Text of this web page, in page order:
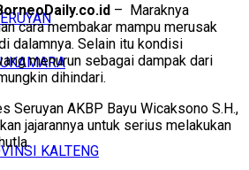
KALTENG
– Maraknya
cara membakar mampu merusak
dalamnya. Selain itu kondisi
menurun sebagai dampak dari
dihindari.
Seruyan AKBP Bayu Wicaksono S.H.,
jajarannya untuk serius melakukan